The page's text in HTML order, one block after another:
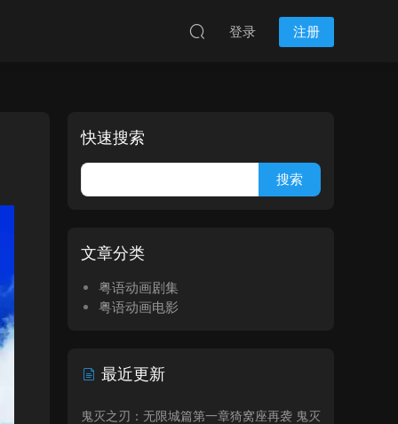
登录 注册
快速搜索
文章分类
粤语动画剧集
粤语动画电影
最近更新
鬼灭之刃：无限城篇第一章猗窝座再袭 鬼灭